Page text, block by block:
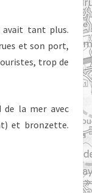
tant plus.
et son port,
trop de
de la mer avec
et bronzette.